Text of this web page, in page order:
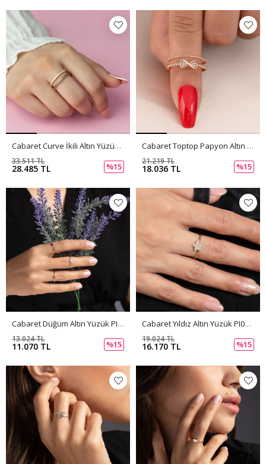
Cabaret Curve İkili Altın Yüzük PI0203
28.485 TL
33.511 TL
%15
Cabaret Toptop Papyon Altın Yüzük PI0202
18.036 TL
21.219 TL
%15
Cabaret Düğüm Altın Yüzük PI0201
11.070 TL
13.024 TL
%15
Cabaret Yıldız Altın Yüzük PI0200
16.170 TL
19.024 TL
%15